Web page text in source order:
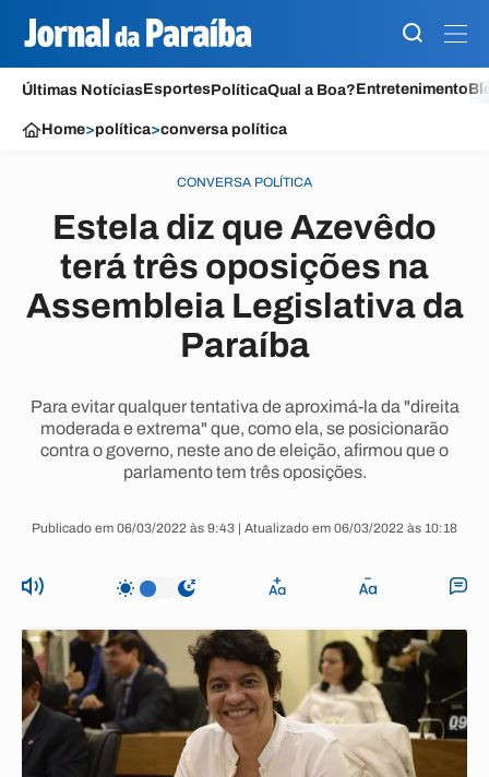
Últimas NotíciasEsportesPolíticaQual a Boa?Entretenimento
Home>política>conversa política
CONVERSA POLÍTICA
Estela diz que Azevêdo
terá três oposições na
Assembleia Legislativa da
Paraíba
Para evitar qualquer tentativa de aproximá-la da "direita
moderada e extrema" que, como ela, se posicionarão
contra o governo, neste ano de eleição, afirmou que o
parlamento tem três oposições.
Publicado em 06/03/2022 às 9:43 | Atualizado em 06/03/2022 às 10:18